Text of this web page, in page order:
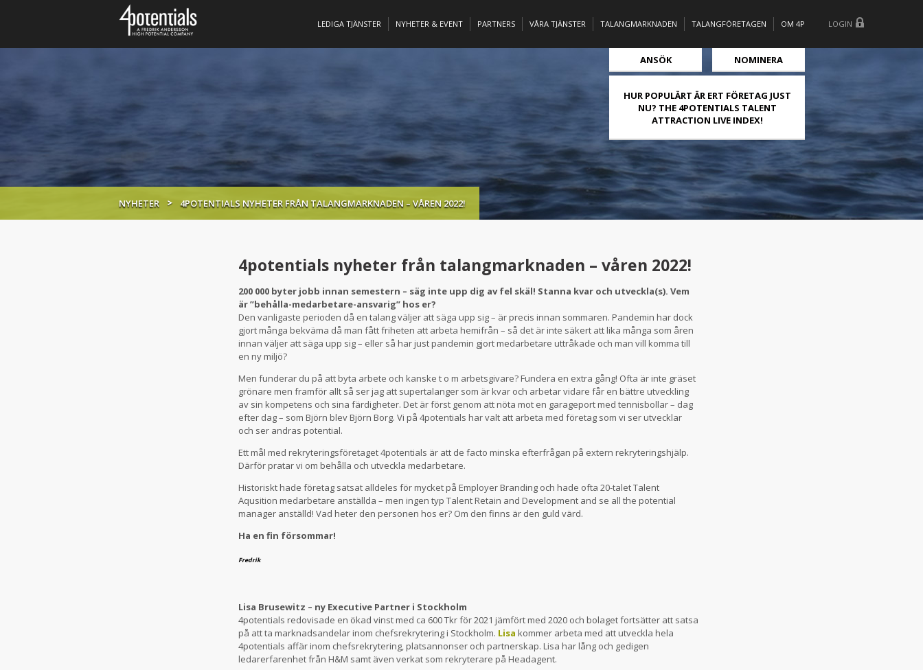
LEDIGA TJÄNSTER NYHETER & EVENT PARTNERS VÅRA TJÄNSTER TALANGMARKNADEN TALANGFÖRETAGEN OM 4P LOGIN
ANSÖK NOMINERA
HUR POPULÄRT ÄR ERT FÖRETAG JUST
NU? THE 4POTENTIALS TALENT
ATTRACTION LIVE INDEX!
NYHETER 4POTENTIALS NYHETER FRÅN TALANGMARKNADEN – VÅREN 2022!
4potentials nyheter från talangmarknaden – våren 2022!
200 000 byter jobb innan semestern – säg inte upp dig av fel skäl! Stanna kvar och utveckla(s). Vem
är ”behålla-medarbetare-ansvarig” hos er?
Den vanligaste perioden då en talang väljer att säga upp sig – är precis innan sommaren. Pandemin har dock
gjort många bekväma då man fått friheten att arbeta hemifrån – så det är inte säkert att lika många som åren
innan väljer att säga upp sig – eller så har just pandemin gjort medarbetare uttråkade och man vill komma till
en ny miljö?
Men funderar du på att byta arbete och kanske t o m arbetsgivare? Fundera en extra gång! Ofta är inte gräset
grönare men framför allt så ser jag att supertalanger som är kvar och arbetar vidare får en bättre utveckling
av sin kompetens och sina färdigheter. Det är först genom att nöta mot en garageport med tennisbollar – dag
efter dag – som Björn blev Björn Borg. Vi på 4potentials har valt att arbeta med företag som vi ser utvecklar
och ser andras potential.
Ett mål med rekryteringsföretaget 4potentials är att de facto minska efterfrågan på extern rekryteringshjälp.
Därför pratar vi om behålla och utveckla medarbetare.
Historiskt hade företag satsat alldeles för mycket på Employer Branding och hade ofta 20-talet Talent
Aqusition medarbetare anställda – men ingen typ Talent Retain and Development and se all the potential
manager anställd! Vad heter den personen hos er? Om den finns är den guld värd.
Ha en fin försommar!
Fredrik
Lisa Brusewitz – ny Executive Partner i Stockholm
4potentials redovisade en ökad vinst med ca 600 Tkr för 2021 jämfört med 2020 och bolaget fortsätter att satsa
på att ta marknadsandelar inom chefsrekrytering i Stockholm. Lisa kommer arbeta med att utveckla hela
4potentials affär inom chefsrekrytering, platsannonser och partnerskap. Lisa har lång och gedigen
ledarerfarenhet från H&M samt även verkat som rekryterare på Headagent.